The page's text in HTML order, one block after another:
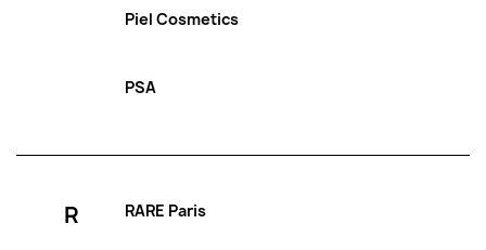
Piel Cosmetics
PSA
R RARE Paris